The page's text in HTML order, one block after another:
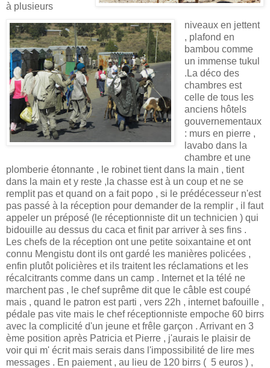
à plusieurs
niveaux en jettent
, plafond en
bambou comme
un immense tukul
.La déco des
chambres est
celle de tous les
anciens hôtels
gouvernementaux
: murs en pierre ,
lavabo dans la
chambre et une
plomberie étonnante , le robinet tient dans la main , tient
dans la main et y reste ,la chasse est à un coup et ne se
remplit pas et quand on a fait popo , si le prédécesseur n'est
pas passé à la réception pour demander de la remplir , il faut
appeler un préposé (le réceptionniste dit un technicien ) qui
bidouille au dessus du caca et finit par arriver à ses fins .
Les chefs de la réception ont une petite soixantaine et ont
connu Mengistu dont ils ont gardé les manières policées ,
enfin plutôt policières et ils traitent les réclamations et les
récalcitrants comme dans un camp . Internet et la télé ne
marchent pas , le chef suprême dit que le câble est coupé
mais , quand le patron est parti , vers 22h , internet bafouille ,
pédale pas vite mais le chef réceptionniste empoche 60 birrs
avec la complicité d'un jeune et frêle garçon . Arrivant en 3
ème position après Patricia et Pierre , j'aurais le plaisir de
voir qui m' écrit mais serais dans l'impossibilité de lire mes
messages . En paiement , au lieu de 120 birrs ( 5 euros ) ,